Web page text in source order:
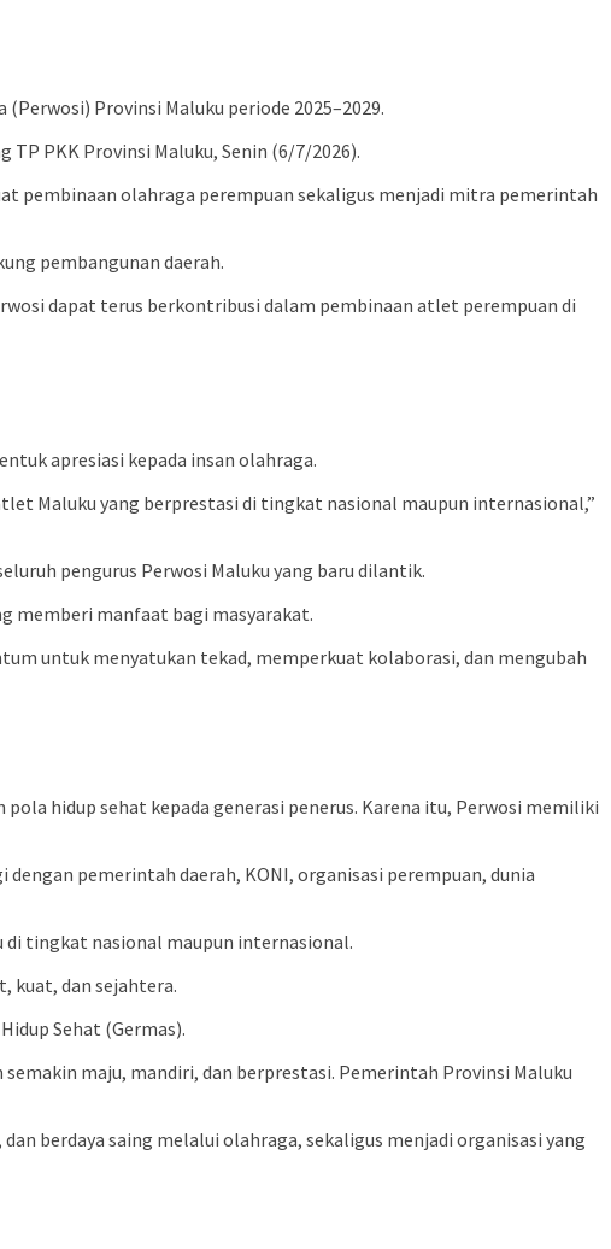
Provinsi Maluku periode 2025–2029.
PKK Provinsi Maluku, Senin (6/7/2026).
pembinaan olahraga perempuan sekaligus menjadi mitra pemerintah
pembangunan daerah.
dapat terus berkontribusi dalam pembinaan atlet perempuan di
apresiasi kepada insan olahraga.
Maluku yang berprestasi di tingkat nasional maupun internasional,”
pengurus Perwosi Maluku yang baru dilantik.
memberi manfaat bagi masyarakat.
untuk menyatukan tekad, memperkuat kolaborasi, dan mengubah
hidup sehat kepada generasi penerus. Karena itu, Perwosi memiliki
pemerintah daerah, KONI, organisasi perempuan, dunia
di tingkat nasional maupun internasional.
kuat, dan sejahtera.
Sehat (Germas).
maju, mandiri, dan berprestasi. Pemerintah Provinsi Maluku
berdaya saing melalui olahraga, sekaligus menjadi organisasi yang